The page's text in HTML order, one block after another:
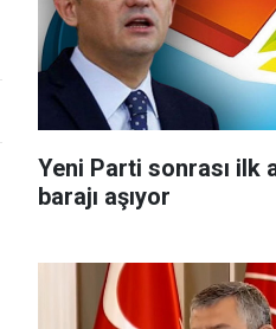
Yeni Parti sonrası ilk
barajı aşıyor